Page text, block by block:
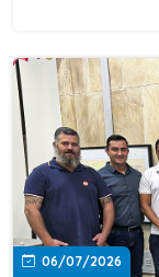
06/07/2026